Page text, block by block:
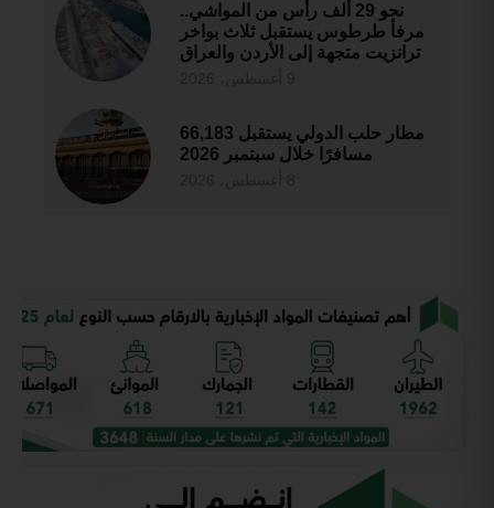
نحو 29 ألف رأس من المواشي..
مرفأ طرطوس يستقبل ثلاث بواخر
ترانزيت متجهة إلى الأردن والعراق
مطار حلب الدولي يستقبل 66,183
مسافرًا خلال سبتمبر 2026